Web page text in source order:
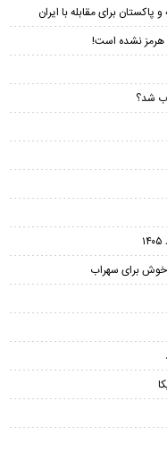
برای مقابله با ایران
هرمز نشده است!
شد؟
خوش برای سهراب